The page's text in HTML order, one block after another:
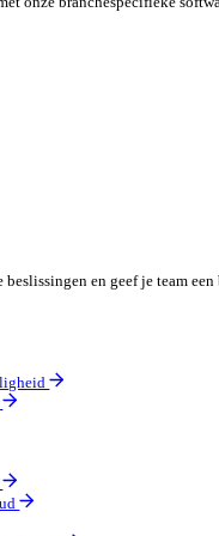
op snelheid en
met onze